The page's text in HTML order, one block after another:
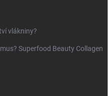
vlákniny?
Superfood Beauty Collagen